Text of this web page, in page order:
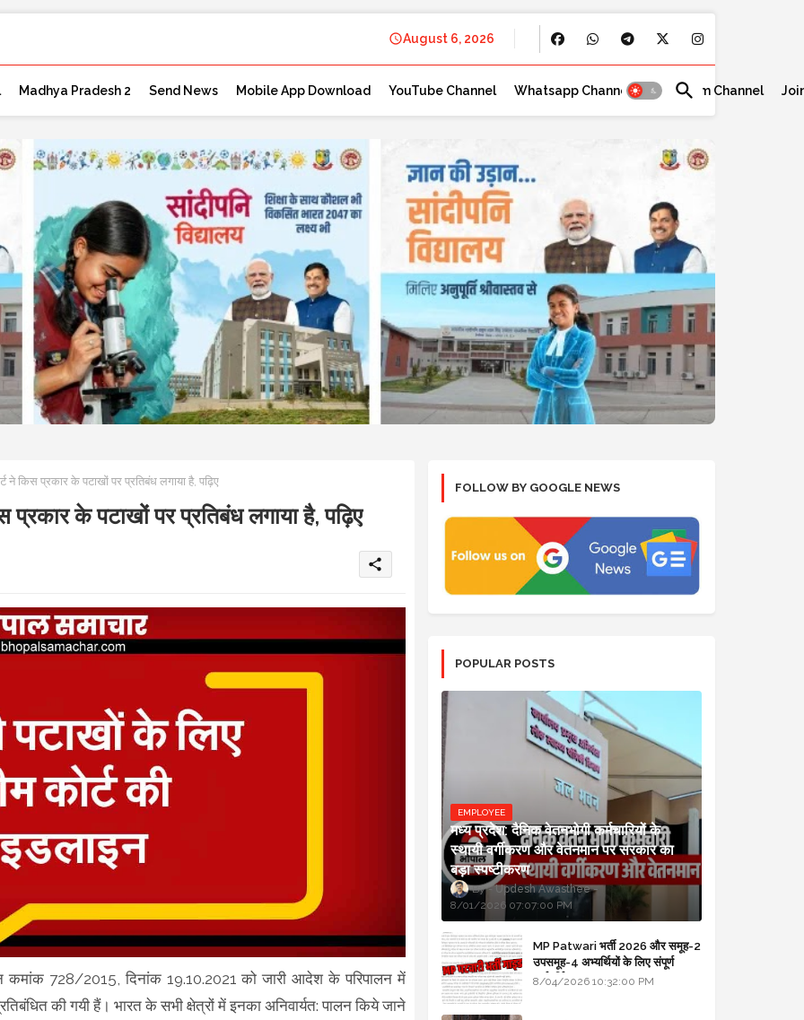
August 6, 2026
Madhya Pradesh 2 Send News Mobile App Download YouTube Channel Whatsapp Channel Telegram Channel
ने किस प्रकार के पटाखों पर प्रतिबंध लगाया है, पढ़िए
के पटाखों पर प्रतिबंध लगाया है, पढ़िए
share
कमांक 728/2015, दिनांक 19.10.2021 को जारी आदेश के परिपालन में
की गयी हैं। भारत के सभी क्षेत्रों में इनका अनिवार्यत: पालन किये जाने
FOLLOW BY GOOGLE NEWS
POPULAR POSTS
EMPLOYEE
मध्य प्रदेश: दैनिक वेतनभोगी कर्मचारियों के
स्थायी वर्गीकरण और वेतनमान पर सरकार का
बड़ा स्पष्टीकरण
Updesh Awasthee
8/01/2026 07:07:00 PM
MP Patwari भर्ती 2026 और समूह-2
उपसमूह-4 अभ्यर्थियों के लिए संपूर्ण
मार्गदर्शिका
8/04/2026 10:32:00 PM